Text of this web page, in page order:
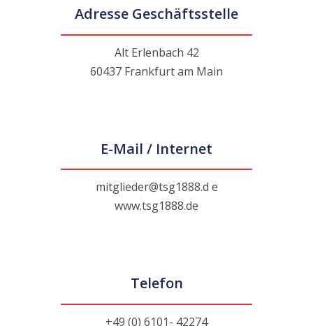
Adresse Geschäftsstelle
Alt Erlenbach 42
60437 Frankfurt am Main
E-Mail / Internet
mitglieder@tsg1888.d e
www.tsg1888.de
Telefon
+49 (0) 6101- 42274